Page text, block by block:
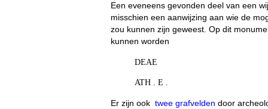
Een eveneens gevonden deel van een
misschien een aanwijzing aan wie de
zou kunnen zijn geweest. Op dit
kunnen worden
DEAE
ATH . E .
Er zijn ook twee grafvelden door